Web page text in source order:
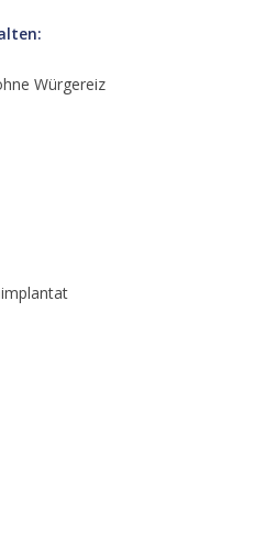
Würgereiz